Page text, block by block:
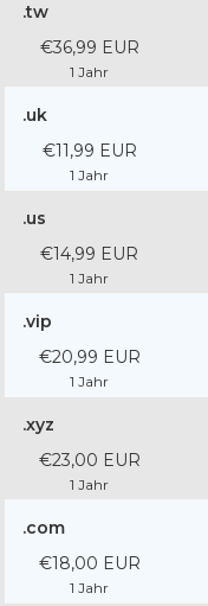
.tw
€36,99 EUR
1 Jahr
.uk
€11,99 EUR
1 Jahr
.us
€14,99 EUR
1 Jahr
.vip
€20,99 EUR
1 Jahr
.xyz
€23,00 EUR
1 Jahr
.com
€18,00 EUR
1 Jahr